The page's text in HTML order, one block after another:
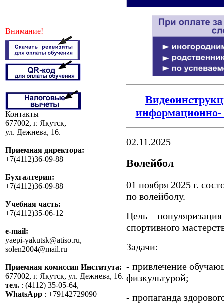
Внимание!
Контакты
677002, г. Якутск,
ул. Дежнева, 16.
Приемная директора:
+7(4112)36-09-88
Бухгалтерия:
+7(4112)36-09-88
Учебная часть:
+7(4112)35-06-12
e-mail:
yaepi-yakutsk@atiso.ru,
solen2004@mail.ru
Приемная комиссия Института:
677002, г. Якутск, ул. Дежнева, 16.
тел. : (4112) 35-05-64,
WhatsApp : +79142729090
информационно-
02.11.2025
Волейбол
01 ноября 2025 г.
по волейболу.
Цель –
спортивного
Задачи:
- привлечение
физкультурой;
- пропаганда